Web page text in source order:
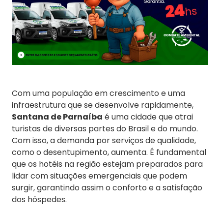
Com uma população em crescimento e uma
infraestrutura que se desenvolve rapidamente,
Santana de Parnaíba é uma cidade que atrai
turistas de diversas partes do Brasil e do mundo.
Com isso, a demanda por serviços de qualidade,
como o desentupimento, aumenta. É fundamental
que os hotéis na região estejam preparados para
lidar com situações emergenciais que podem
surgir, garantindo assim o conforto e a satisfação
dos hóspedes.